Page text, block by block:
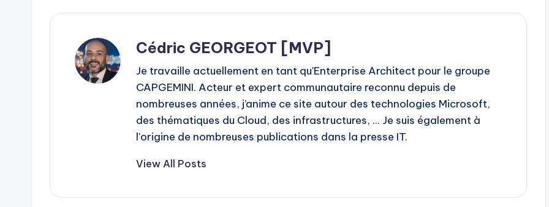
Cédric GEORGEOT [MVP]
Je travaille actuellement en tant qu'Enterprise Architect pour le groupe
CAPGEMINI. Acteur et expert communautaire reconnu depuis de
nombreuses années, j’anime ce site autour des technologies Microsoft,
des thématiques du Cloud, des infrastructures, ... Je suis également à
l'origine de nombreuses publications dans la presse IT.
View All Posts